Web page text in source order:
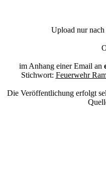
Upload nur
im Anhang einer Email an
Stichwort: Feuerwehr
Die Veröffentlichung erfolgt